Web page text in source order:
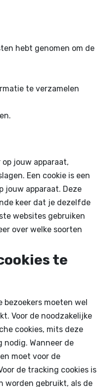
hebt genomen om de
te verzamelen
jouw apparaat,
Een cookie is een
jouw apparaat. Deze
keer dat je dezelfde
websites gebruiken
over welke soorten
te
moeten wel
Voor de noodzakelijke
cookies, mits deze
Wanneer de
moet voor de
de tracking cookies is
worden gebruikt, als de